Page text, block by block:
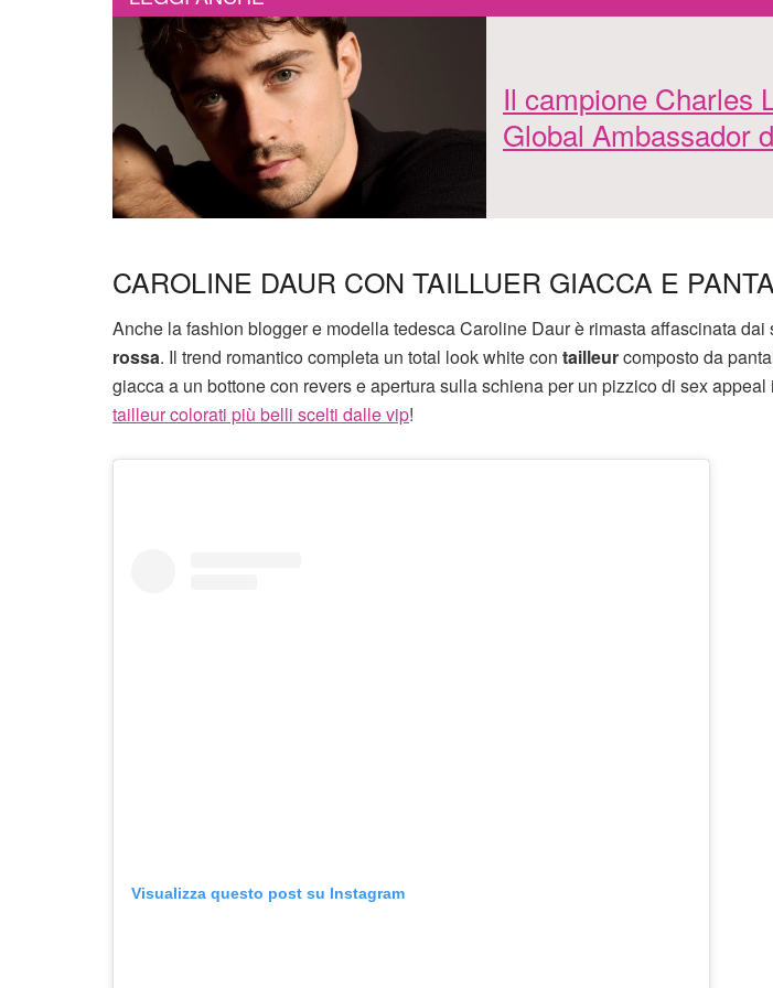
Il campione Charles
Global Ambassador
CAROLINE DAUR CON TAILLUER GIACCA E
Anche la fashion blogger e modella tedesca Caroline Daur è rimasta affascinata
rossa. Il trend romantico completa un total look white con tailleurcomposto da
giacca a un bottone con revers e apertura sulla schiena per un pizzico di sex
tailleur colorati più belli scelti dalle vip!
Visualizza questo post su Instagram